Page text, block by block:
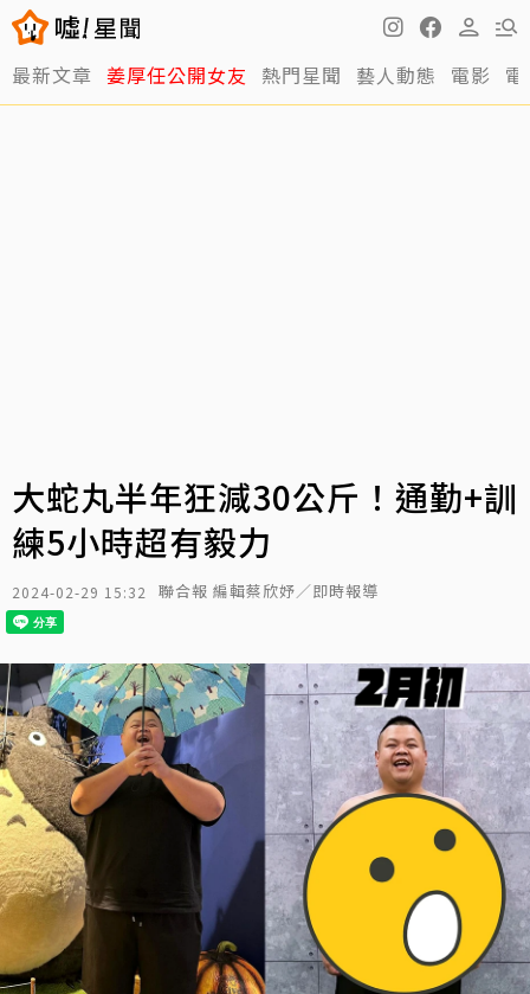
最新文章 姜厚任公開女友 熱門星聞 藝人動態 電影
大蛇丸半年狂減30公斤！通勤+訓
練5小時超有毅力
2024-02-29 15:32 聯合報 編輯蔡欣妤／即時報導